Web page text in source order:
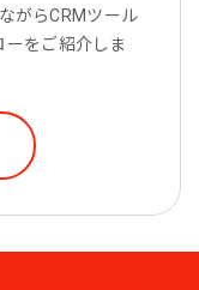
がらCRMツール
をご紹介しま